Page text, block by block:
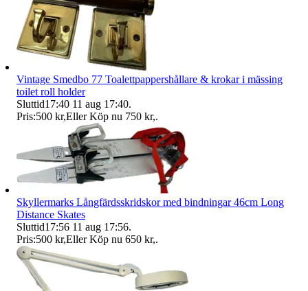
Vintage Smedbo 77 Toalettpappershållare & krokar i mässing
toilet roll holder
Sluttid17:40 11 aug 17:40.
Pris:500 kr,Eller Köp nu 750 kr,.
Skyllermarks Långfärdsskridskor med bindningar 46cm Long
Distance Skates
Sluttid17:56 11 aug 17:56.
Pris:500 kr,Eller Köp nu 650 kr,.